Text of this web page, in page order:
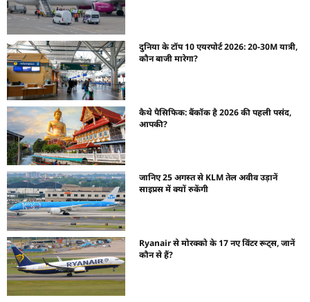
दुनिया के टॉप 10 एयरपोर्ट 2026: 20-30M यात्री,
कौन बाजी मारेगा?
कैथे पैसिफिक: बैंकॉक है 2026 की पहली पसंद,
आपकी?
जानिए 25 अगस्त से KLM तेल अवीव उड़ानें
साइप्रस में क्यों रुकेंगी
Ryanair से मोरक्को के 17 नए विंटर रूट्स, जानें
कौन से हैं?